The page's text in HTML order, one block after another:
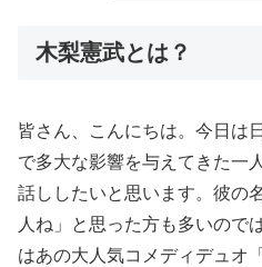
木梨憲武とは？
皆さん、こんにちは。今日は
で多大な影響を与えてきた一
話ししたいと思います。彼の
人ね」と思った方も多いので
はあの大人気コメディデュオ